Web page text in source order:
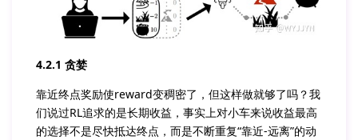
4.2.1 贪婪
靠近终点奖励使reward变稠密了，但这样做就够了吗？我
们说过RL追求的是长期收益，事实上对小车来说收益最高
的选择不是尽快抵达终点，而是不断重复“靠近-远离”的动